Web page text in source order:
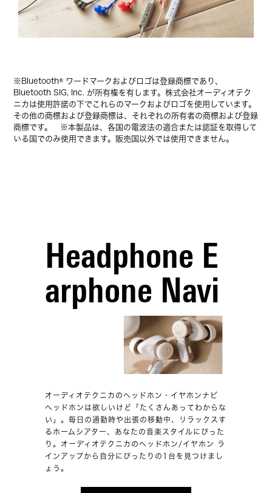
※Bluetooth® ワードマークおよびロゴは登録商標であり、
Bluetooth SIG, Inc. が所有権を有します。株式会社オーディオテク
ニカは使用許諾の下でこれらのマークおよびロゴを使用しています。
その他の商標および登録商標は、それぞれの所有者の商標および登録
商標です。 ※本製品は、各国の電波法の適合または認証を取得して
いる国でのみ使用できます。販売国以外では使用できません。
Headphone E
arphone Navi
オーディオテクニカのヘッドホン・イヤホンナビ
ヘッドホンは欲しいけど「たくさんあってわからな
い」。毎日の通勤時や出張の移動中、リラックスす
るホームシアター、あなたの音楽スタイルにぴった
り。オーディオテクニカのヘッドホン/イヤホン ラ
インアップから自分にぴったりの1台を見つけまし
ょう。